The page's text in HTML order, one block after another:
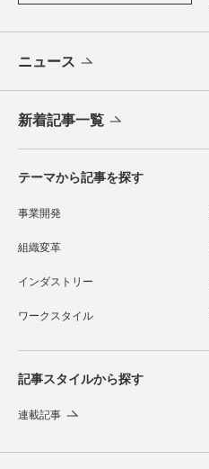
ニュース
新着記事一覧
テーマから記事を探す
事業開発
組織変革
インダストリー
ワークスタイル
記事スタイルから探す
連載記事